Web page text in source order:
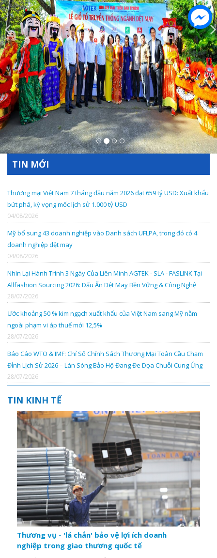
TIN MỚI
Thương mại Việt Nam 7 tháng đầu năm 2026 đạt 659 tỷ USD: Xuất khẩu
bứt phá, kỳ vọng mốc lịch sử 1.000 tỷ USD
04/08/2026
Mỹ bổ sung 43 doanh nghiệp vào Danh sách UFLPA, trong đó có 4
doanh nghiệp dệt may
04/08/2026
Nhìn Lại Hành Trình 3 Ngày Của Liên Minh AGTEK - SLA - FASLINK Tại
Allfashion Sourcing 2026: Dấu Ấn Dệt May Bền Vững & Công Nghệ
28/07/2026
Ước khoảng 50 % kim ngạch xuất khẩu của Việt Nam sang Mỹ nằm
ngoài phạm vi áp thuế mới 12,5%
28/07/2026
Báo Cáo WTO & IMF: Chỉ Số Chính Sách Thương Mại Toàn Cầu Chạm
Đỉnh Lịch Sử 2026 – Làn Sóng Bảo Hộ Đang Đe Dọa Chuỗi Cung Ứng
28/07/2026
TIN KINH TẾ
Thương vụ - 'lá chắn' bảo vệ lợi ích doanh
nghiệp trong giao thương quốc tế